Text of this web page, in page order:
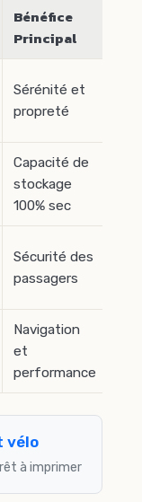
Bénéfice
Principal
Sérénité et
propreté
Capacité de
stockage
100% sec
Sécurité des
passagers
Navigation
et
performance
vélo
à imprimer